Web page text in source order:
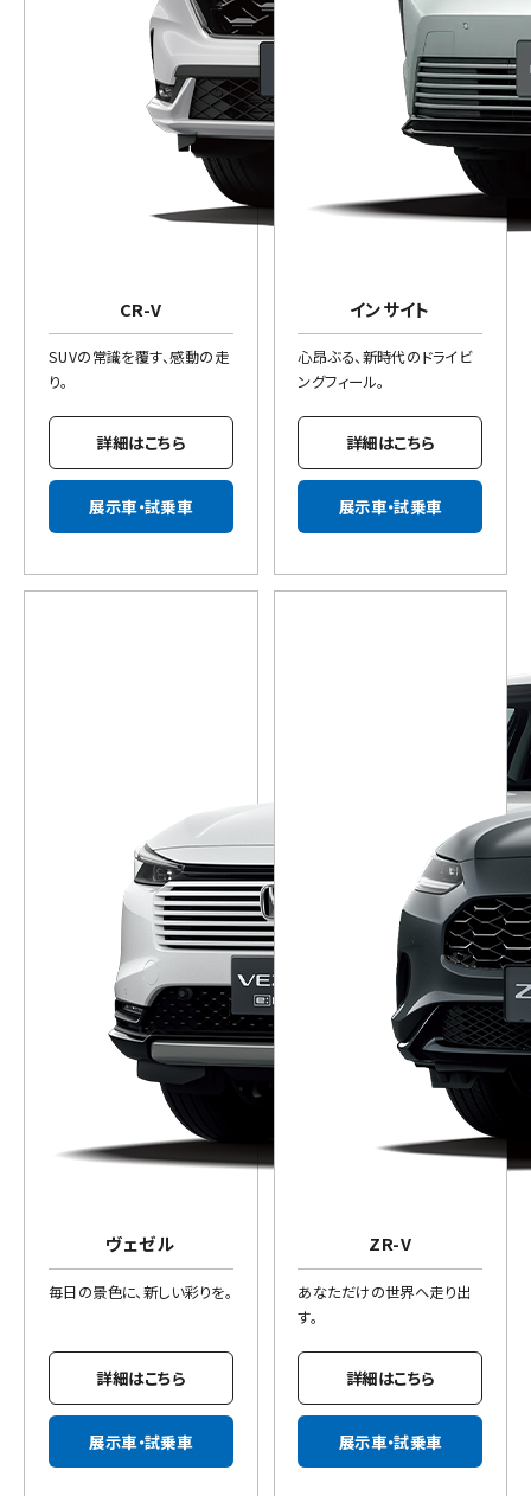
CR-V
SUVの常識を覆す、感動の走
り。
詳細はこちら
展示車・試乗車
インサイト
心昂ぶる、新時代のドライビ
ングフィール。
詳細はこちら
展示車・試乗車
ヴェゼル
毎日の景色に、新しい彩りを。
詳細はこちら
展示車・試乗車
ZR-V
あなただけの世界へ走り出
す。
詳細はこちら
展示車・試乗車